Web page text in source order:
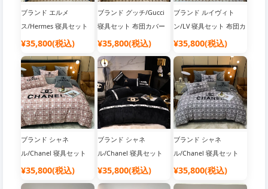
ブランド エルメ
ス/Hermes 寝具セット
布団カバー
¥35,800(税込)
ブランド グッチ/Gucci
寝具セット 布団カバー
¥35,800(税込)
ブランド ルイヴィト
ン/LV 寝具セット 布団カ
バー
¥35,800(税込)
ブランド シャネ
ル/Chanel 寝具セット
布団カバー
¥35,800(税込)
ブランド シャネ
ル/Chanel 寝具セット
布団カバー
¥35,800(税込)
ブランド シャネ
ル/Chanel 寝具セット
布団カバー
¥35,800(税込)